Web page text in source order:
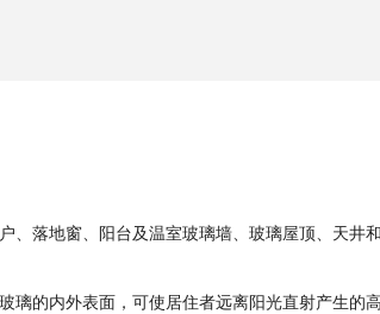
、落地窗、阳台及温室玻璃墙、玻璃屋顶、天井
璃的内外表面，可使居住者远离阳光直射产生的